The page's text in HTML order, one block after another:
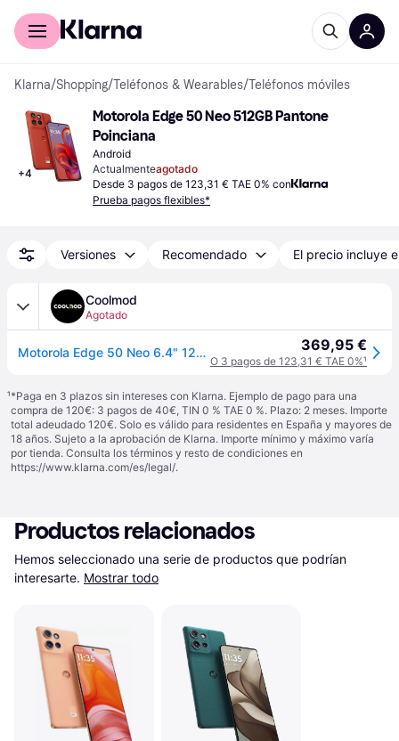
Comprar con Klarna
Klarna/Shopping/Teléfonos & Wearables/Teléfonos móviles
+4
Motorola Edge 50 Neo 512GB Pantone
Poinciana
Android
Actualmenteagotado
Desde 3 pagos de 123,31 € TAE 0% con
Prueba pagos flexibles*
Versiones Recomendado El precio incluye
Coolmod
Agotado
Motorola Edge 50 Neo 6.4" 12GB 512GB 5G Rojo 369,95 €
O 3 pagos de 123,31 € TAE 0%¹
¹*Paga en 3 plazos sin intereses con Klarna. Ejemplo de pago para una
compra de 120€: 3 pagos de 40€, TIN 0 % TAE 0 %. Plazo: 2 meses. Importe
total adeudado 120€. Solo es válido para residentes en España y mayores de
18 años. Sujeto a la aprobación de Klarna. Importe mínimo y máximo varía
por tienda. Consulta los términos y resto de condiciones en
https://www.klarna.com/es/legal/.
Productos relacionados
Hemos seleccionado una serie de productos que podrían
interesarte. Mostrar todo